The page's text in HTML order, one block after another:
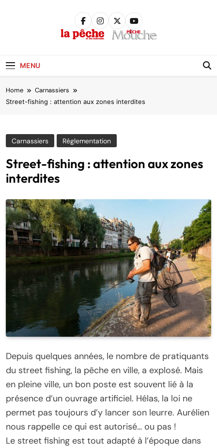
MENU
Home Carnassiers
Street-fishing : attention aux zones interdites
Carnassiers Réglementation
Street-fishing : attention aux zones
interdites
Depuis quelques années, le nombre de pratiquants
du street fishing, la pêche en ville, a explosé. Mais
en pleine ville, un bon poste est souvent lié à la
présence d’un ouvrage artificiel. Hélas, la loi ne
permet pas toujours d’y lancer son leurre. Aurélien
nous rappelle ce qui est autorisé… ou pas !
Le street fishing est tout adapté à l’époque dans